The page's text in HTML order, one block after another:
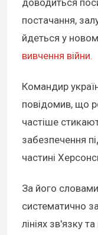
постачання,
йдеться у
вивчення війни.
Командир
повідомив, що
частіше
забезпечення
частині
За його
систематично
лініях зв'язку